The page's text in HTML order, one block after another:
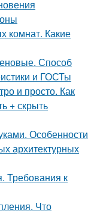
комнат. Какие
Способ
и ГОСТы
и просто. Как
+ скрыть
Особенности
архитектурных
Требования к
Что